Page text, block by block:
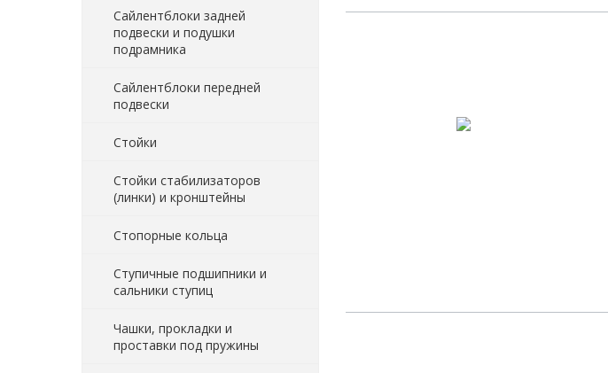
Сайлентблоки задней
подвески и подушки
подрамника
Сайлентблоки передней
подвески
Стойки
Стойки стабилизаторов
(линки) и кронштейны
Стопорные кольца
Ступичные подшипники и
сальники ступиц
Чашки, прокладки и
проставки под пружины